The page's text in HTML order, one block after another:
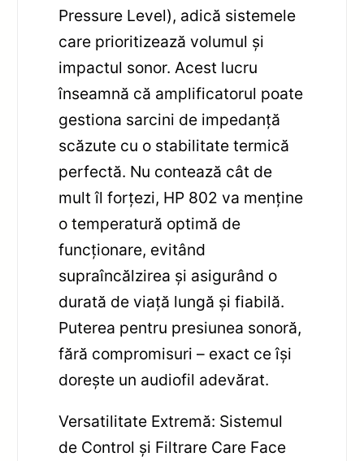
Pressure Level), adică sistemele
care prioritizează volumul și
impactul sonor. Acest lucru
înseamnă că amplificatorul poate
gestiona sarcini de impedanță
scăzute cu o stabilitate termică
perfectă. Nu contează cât de
mult îl forțezi, HP 802 va menține
o temperatură optimă de
funcționare, evitând
supraîncălzirea și asigurând o
durată de viață lungă și fiabilă.
Puterea pentru presiunea sonoră,
fără compromisuri – exact ce își
dorește un audiofil adevărat.
Versatilitate Extremă: Sistemul
de Control și Filtrare Care Face